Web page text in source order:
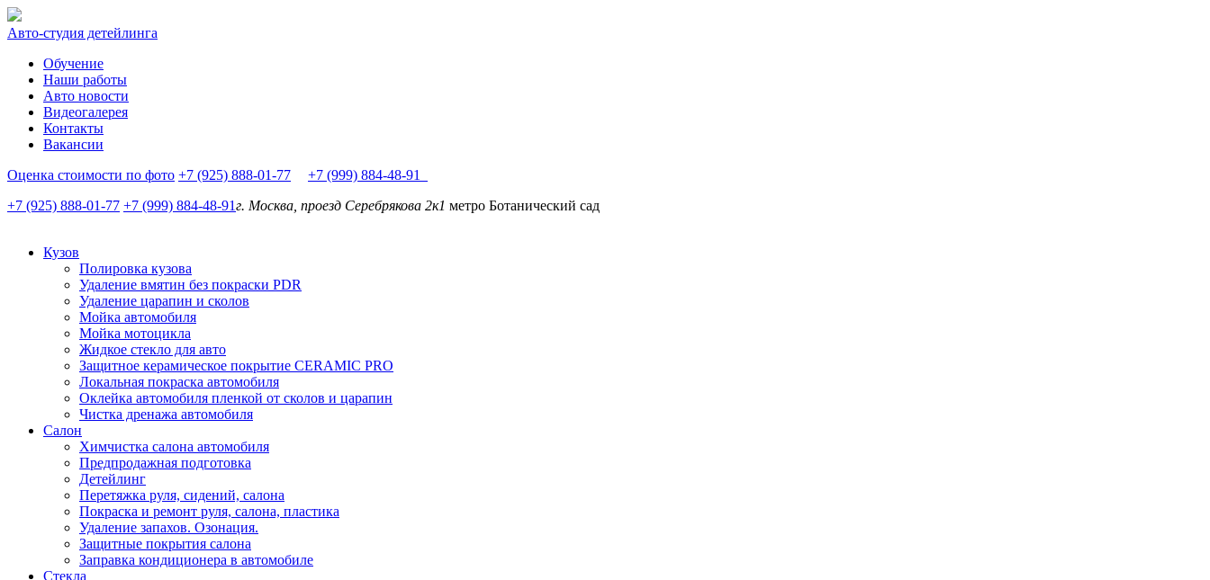
Авто-студия детейлинга
Обучение
Наши работы
Авто новости
Видеогалерея
Контакты
Вакансии
Оценка стоимости по фото +7 (925) 888-01-77
+7 (999) 884-48-91
+7 (925) 888-01-77 +7 (999) 884-48-91г. Москва, проезд Серебрякова 2к1 метро Ботанический сад
Кузов
Полировка кузова
Удаление вмятин без покраски PDR
Удаление царапин и сколов
Мойка автомобиля
Мойка мотоцикла
Жидкое стекло для авто
Защитное керамическое покрытие CERAMIC PRO
Локальная покраска автомобиля
Оклейка автомобиля пленкой от сколов и царапин
Чистка дренажа автомобиля
Салон
Химчистка салона автомобиля
Предпродажная подготовка
Детейлинг
Перетяжка руля, сидений, салона
Покраска и ремонт руля, салона, пластика
Удаление запахов. Озонация.
Защитные покрытия салона
Заправка кондиционера в автомобиле
Стекла